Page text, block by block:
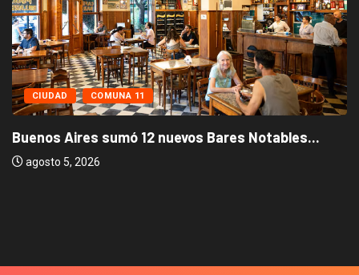
CIUDAD COMUNA 11
Buenos Aires sumó 12 nuevos Bares Notables...
agosto 5, 2026